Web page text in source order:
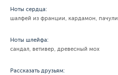
Ноты сердца:
шалфей из франции, кардамон, пачули
Ноты шлейфа:
сандал, ветивер, древесный мох
Рассказать друзьям: